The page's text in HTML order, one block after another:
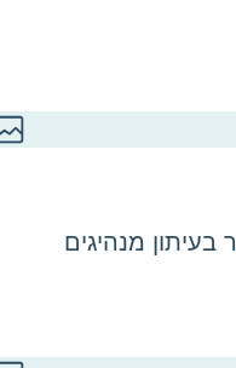
מנהיגים